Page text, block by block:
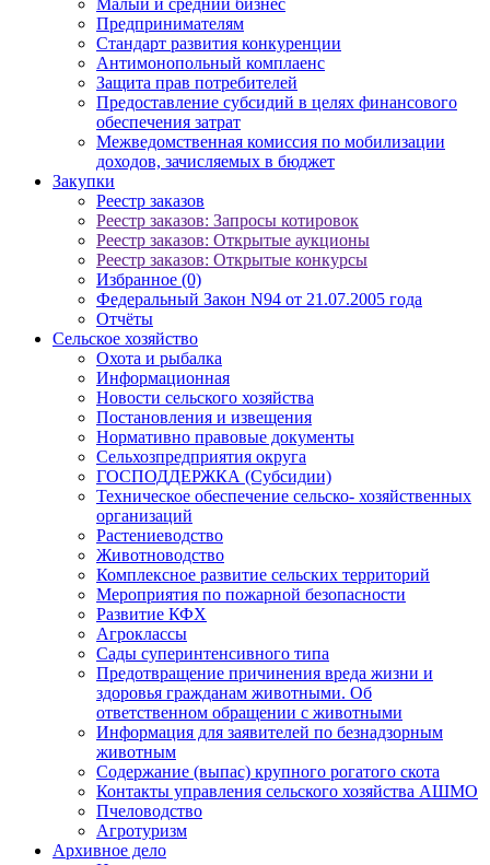
Малый и средний бизнес
Предпринимателям
Стандарт развития конкуренции
Антимонопольный комплаенс
Защита прав потребителей
Предоставление субсидий в целях финансового
обеспечения затрат
Межведомственная комиссия по мобилизации
доходов, зачисляемых в бюджет
Закупки
Реестр заказов
Реестр заказов: Запросы котировок
Реестр заказов: Открытые аукционы
Реестр заказов: Открытые конкурсы
Избранное (0)
Федеральный Закон N94 от 21.07.2005 года
Отчёты
Сельское хозяйство
Охота и рыбалка
Информационная
Новости сельского хозяйства
Постановления и извещения
Нормативно правовые документы
Сельхозпредприятия округа
ГОСПОДДЕРЖКА (Субсидии)
Техническое обеспечение сельско- хозяйственных
организаций
Растениеводство
Животноводство
Комплексное развитие сельских территорий
Мероприятия по пожарной безопасности
Развитие КФХ
Агроклассы
Сады суперинтенсивного типа
Предотвращение причинения вреда жизни и
здоровья гражданам животными. Об
ответственном обращении с животными
Информация для заявителей по безнадзорным
животным
Содержание (выпас) крупного рогатого скота
Контакты управления сельского хозяйства АШМО
Пчеловодство
Агротуризм
Архивное дело